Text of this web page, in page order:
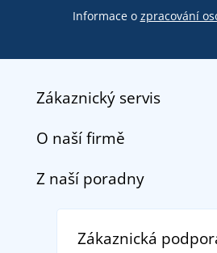
Informace o zpracování
Zákaznický servis
Kontakt
Doprava a platba
Vrácení zboží a reklamace
Potisk a výšivka
O naší firmě
O nás
DobrýTextil pro firmy a organizace
Z naší poradny
tradicí od roku 1976
Zákaznická